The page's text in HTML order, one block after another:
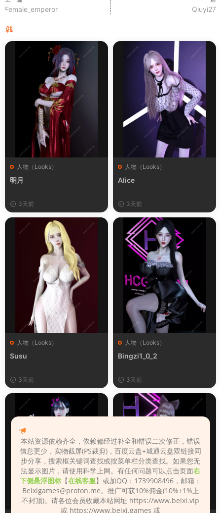
Female_emperor Qiuyi27
人物（Looks）
明月
3天前
人物（Looks）
Alice
3天前
人物（Looks）
Susu
3天前
人物（Looks）
Bingzi1_0_2
3天前
本站资源依赖齐全，依赖都经过补全和错误二次修正，错误
信息更少，实物截屏(PS裁剪)，百度云盘+城通云盘双链接同
步分享，搜索框关键词查找或按菜单栏分类查找。如果您无
法显示图片，请使用科学上网。有任何问题可以点击页面右
下侧悬浮图标 【在线客服】或加QQ：1739908496，邮箱：
Beixigames@proton.me。推广可获10%佣金(10%+1%上
不封顶)。请各位会员收藏本站网址 https://www.beixi.vip
或 https://www.beixi.games 或